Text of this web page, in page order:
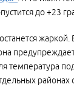
до +23
жаркой.
температура
районах